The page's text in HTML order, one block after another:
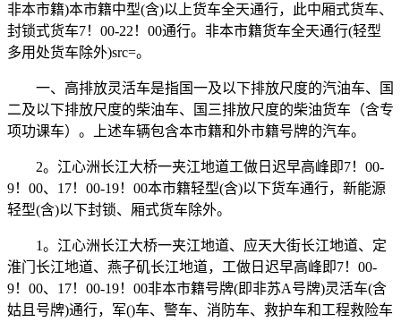
非本市籍)本市籍中型(含)以上货车全天通行，此中厢式货车、
封锁式货车7！00-22！00通行。非本市籍货车全天通行(轻型
多用处货车除外)src=。
一、高排放灵活车是指国一及以下排放尺度的汽油车、国
二及以下排放尺度的柴油车、国三排放尺度的柴油货车（含专
项功课车）。上述车辆包含本市籍和外市籍号牌的汽车。
2。江心洲长江大桥一夹江地道工做日迟早高峰即7！00-
9！00、17！00-19！00本市籍轻型(含)以下货车通行，新能源
轻型(含)以下封锁、厢式货车除外。
1。江心洲长江大桥一夹江地道、应天大街长江地道、定
淮门长江地道、燕子矶长江地道，工做日迟早高峰即7！00-
9！00、17！00-19！00非本市籍号牌(即非苏A号牌)灵活车(含
姑且号牌)通行，军()车、警车、消防车、救护车和工程救险车